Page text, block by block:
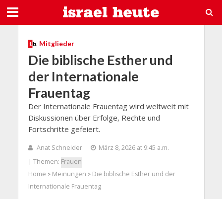
Mitglieder
Die biblische Esther und
der Internationale
Frauentag
Der Internationale Frauentag wird weltweit mit
Diskussionen über Erfolge, Rechte und
Fortschritte gefeiert.
Anat Schneider
März 8, 2026 at 9:45 a.m.
| Themen: Frauen
Home > Meinungen > Die biblische Esther und der
Internationale Frauentag